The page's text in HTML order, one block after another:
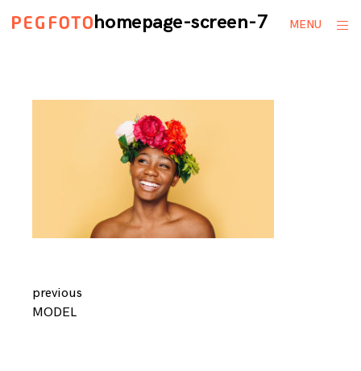
MENU
homepage-screen-7
Continue
Reading
previous
MODEL